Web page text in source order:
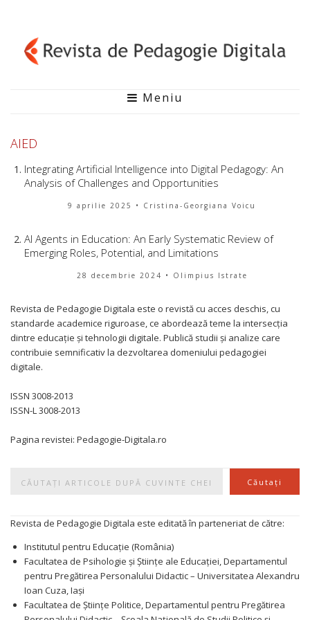
Meniu
AIED
Integrating Artificial Intelligence into Digital Pedagogy: An
Analysis of Challenges and Opportunities
9 aprilie 2025 • Cristina-Georgiana Voicu
AI Agents in Education: An Early Systematic Review of
Emerging Roles, Potential, and Limitations
28 decembrie 2024 • Olimpius Istrate
Revista de Pedagogie Digitala este o revistă cu acces deschis, cu
standarde academice riguroase, ce abordează teme la intersecția
dintre educație și tehnologii digitale. Publică studii și analize care
contribuie semnificativ la dezvoltarea domeniului pedagogiei
digitale.
ISSN 3008-2013
ISSN-L 3008-2013
Pagina revistei: Pedagogie-Digitala.ro
Căutați
Revista de Pedagogie Digitala este editată în parteneriat de către:
Institutul pentru Educație (România)
Facultatea de Psihologie și Științe ale Educației, Departamentul
pentru Pregătirea Personalului Didactic – Universitatea Alexandru
Ioan Cuza, Iași
Facultatea de Științe Politice, Departamentul pentru Pregătirea